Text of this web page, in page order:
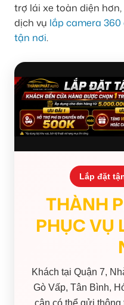
trợ lái xe toàn diện
dịch vụ lắp camera
tận nơi.
Lắp đặt
THÀNH
PHỤC VỤ
Khách tại Quận 7,
Gò Vấp, Tân Bình,
cận có thể gửi thông